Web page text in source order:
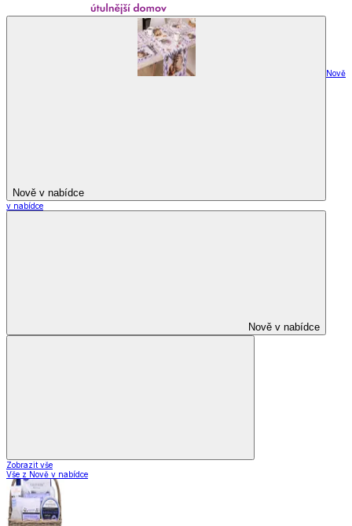
Nově v nabídce
Nově
v nabídce
Nově v nabídce
Zobrazit vše
Vše z Nově v nabídce